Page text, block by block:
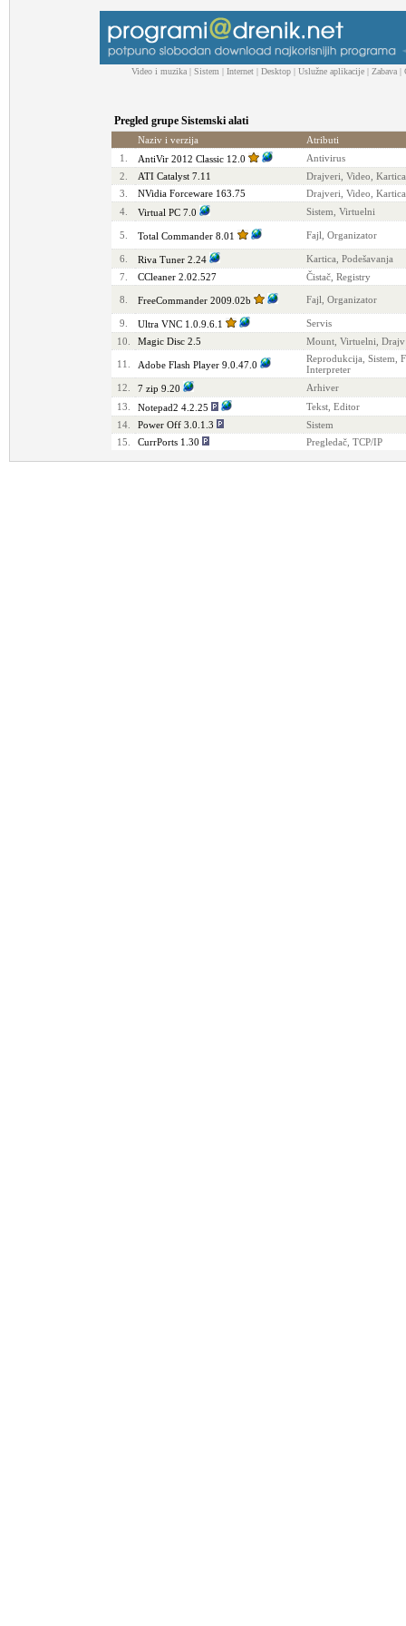
Video i muzika | Sistem | Internet | Desktop | Uslužne aplikacije | Zabava |
Pregled grupe Sistemski alati
Naziv i verzija
Atributi
1.
AntiVir 2012 Classic 12.0
Antivirus
2.
ATI Catalyst 7.11
Drajveri, Video, Kartica
3.
NVidia Forceware 163.75
Drajveri, Video, Kartica
4.
Virtual PC 7.0 Sistem, Virtuelni
5. Total Commander 8.01 Fajl, Organizator
6. Riva Tuner 2.24
Kartica, Podešavanja
7.
CCleaner 2.02.527 Čistač, Registry
8. FreeCommander 2009.02b Fajl, Organizator
9. Ultra VNC 1.0.9.6.1
Servis
10.
Magic Disc 2.5 Mount, Virtuelni, Drajv
11. Adobe Flash Player 9.0.47.0
Reprodukcija, Sistem,
Interpreter
12.
7 zip 9.20
Arhiver
13.
Notepad2 4.2.25
Tekst, Editor
14.
Power Off 3.0.1.3
Sistem
15.
CurrPorts 1.30 Pregledač, TCP/IP